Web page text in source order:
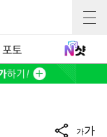
포토
가가